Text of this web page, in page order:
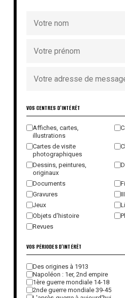
VOS CENTRES D'INTÉRÊT
Affiches, cartes,
illustrations
Cartes de visite
photographiques
Dessins, peintures,
originaux
Documents
Gravures
Jeux
Objets d'histoire
Revues
VOS PÉRIODES D'INTÉRÊT
Des origines à 1913
Napoléon : 1er, 2nd empire
1ère guerre mondiale 14-18
2nde guerre mondiale 39-45